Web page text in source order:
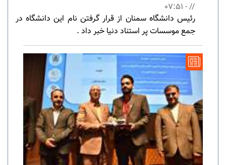
// - 07:51
رئیس دانشگاه سمنان از قرار گرفتن نام این دانشگاه در
جمع موسسات پر استناد دنیا خبر داد .